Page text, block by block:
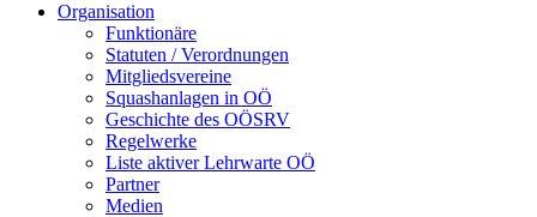
Organisation
Funktionäre
Statuten / Verordnungen
Mitgliedsvereine
Squashanlagen in OÖ
Geschichte des OÖSRV
Regelwerke
Liste aktiver Lehrwarte OÖ
Partner
Medien